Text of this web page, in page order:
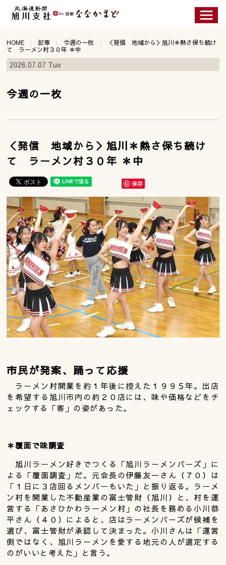
HOME 記事 今週の一枚
＜発信 地域から＞旭川＊熱さ保ち続け
て ラーメン村３０年 ＊中
2026.07.07 Tue
今週の一枚
＜発信 地域から＞旭川＊熱さ保ち続け
て ラーメン村３０年 ＊中
保存
市民が発案、踊って応援
ラーメン村開業を約１年後に控えた１９９５年。出店
を希望する旭川市内の約２０店には、味や価格などをチ
ェックする「客」の姿があった。
＊覆面で味調査
旭川ラーメン好きでつくる「旭川ラーメンバーズ」に
よる「覆面調査」だ。元会長の伊藤友一さん（７０）は
「１日に３店回るメンバーもいた」と振り返る。ラーメ
ン村を開業した不動産業の富士管財（旭川）と、村を運
営する「あさひかわラーメン村」の社長を務める小川恭
平さん（４０）によると、店はラーメンバーズが候補を
選び、富士管財が承認して決まった。小川さんは「運営
側ではなく、旭川ラーメンを愛する地元の人が選定する
のがいいと考えた」と言う。